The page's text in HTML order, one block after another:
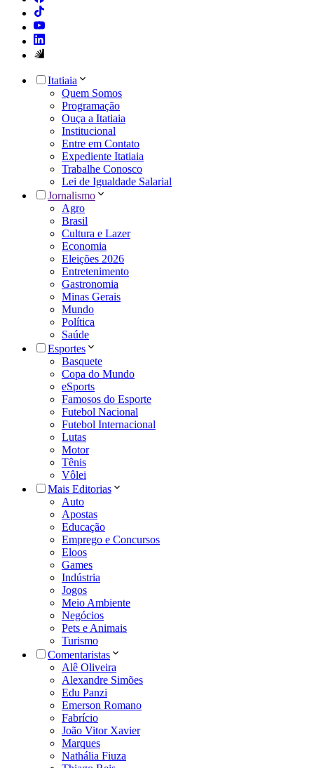
Itatiaia
Quem Somos
Programação
Ouça a Itatiaia
Institucional
Entre em Contato
Expediente Itatiaia
Trabalhe Conosco
Lei de Igualdade Salarial
Jornalismo
Agro
Brasil
Cultura e Lazer
Economia
Eleições 2026
Entretenimento
Gastronomia
Minas Gerais
Mundo
Política
Saúde
Esportes
Basquete
Copa do Mundo
eSports
Famosos do Esporte
Futebol Nacional
Futebol Internacional
Lutas
Motor
Tênis
Vôlei
Mais Editorias
Auto
Apostas
Educação
Emprego e Concursos
Eloos
Games
Indústria
Jogos
Meio Ambiente
Negócios
Pets e Animais
Turismo
Comentaristas
Alê Oliveira
Alexandre Simões
Edu Panzi
Emerson Romano
Fabrício
João Vitor Xavier
Marques
Nathália Fiuza